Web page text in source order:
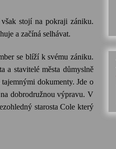
stojí na pokraji zániku.
a začíná selhávat.
se blíží k svému zániku.
a stavitelé města důmyslně
dokumenty. Jde o
dobrodružnou výpravu. V
starostaCole který